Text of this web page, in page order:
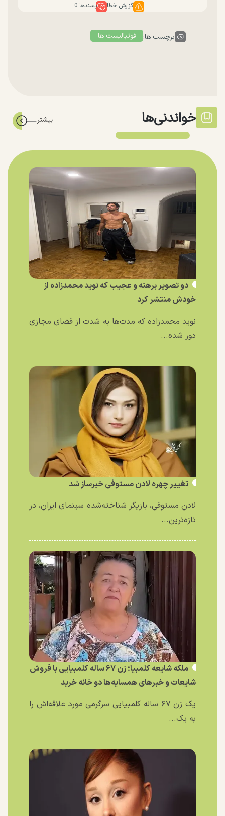
گزارش خطا پسندها:0
برچسب ها: فوتبالیست ها
خواندنی‌ها
دو تصویر برهنه و عجیب که نوید محمدزاده از
خودش منتشر کرد
نوید محمدزاده که مدت‌ها به شدت از فضای مجازی
دور شده...
تغییر چهره لادن مستوفی خبرساز شد
لادن مستوفی، بازیگر شناخته‌شده سینمای ایران، در
تازه‌ترین...
ملکه شایعه کلمبیا؛ زن ۶۷ ساله کلمبیایی با فروش
شایعات و خبر‌های همسایه‌ها دو خانه خرید
یک زن ۶۷ ساله کلمبیایی سرگرمی مورد علاقه‌اش را
به یک...